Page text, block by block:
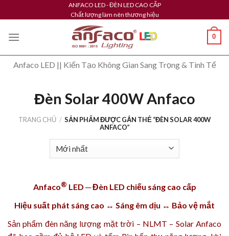
to
content
ANFACO LED - ĐÈN LED CAO CẤP
Chất lượng làm nên thương hiệu
0
Anfaco LED || Kiến Tạo Không Gian Sang Trọng & Tinh Tế
Đèn Solar 400W Anfaco
TRANG CHỦ / SẢN PHẨM ĐƯỢC GẮN THẺ “ĐÈN SOLAR 400W
ANFACO”
Anfaco® LED ─ Đèn LED chiếu sáng cao cấp
Hiệu suất phát sáng cao ↔ Sáng êm dịu ↔ Bảo vệ mắt
Sản phẩm đèn năng lượng mặt trời – NLMT – Solar Anfaco